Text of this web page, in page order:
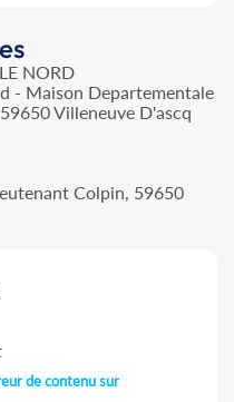
NORD
- Maison Departementale
Villeneuve D'ascq
Colpin, 59650
de contenu sur